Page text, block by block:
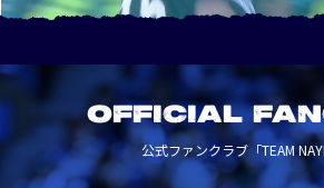
OFFICIAL
公式ファンクラブ「TEAM